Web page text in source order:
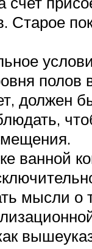
Старое
ванной
мысли